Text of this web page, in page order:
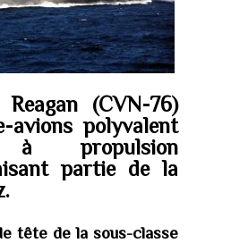
(CVN-76)
avions polyvalent
à propulsion
partie de la
tête de la sous-classe